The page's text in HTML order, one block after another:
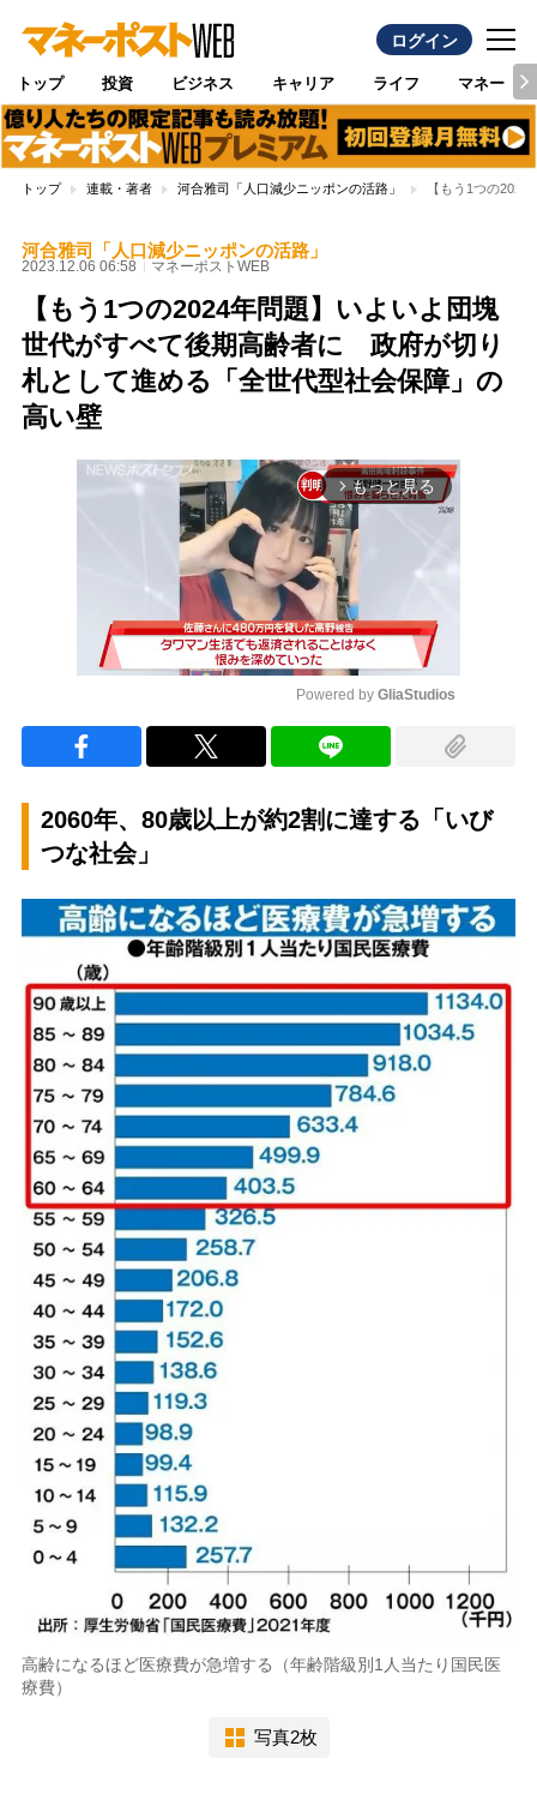
ログイン
トップ 投資 ビジネス キャリア ライフ マネー
トップ 連載・著者 河合雅司「人口減少ニッポンの活路」 【もう1つの
河合雅司「人口減少ニッポンの活路」
2023.12.06 06:58 マネーポストWEB
【もう1つの2024年問題】いよいよ団塊
世代がすべて後期高齢者に 政府が切り
札として進める「全世代型社会保障」の
高い壁
arrow_forward_ios もっと見る
Powered by GliaStudios
2060年、80歳以上が約2割に達する「いび
つな社会」
高齢になるほど医療費が急増する（年齢階級別1人当たり国民医
療費）
写真2枚